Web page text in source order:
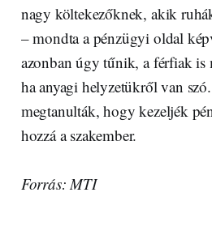
nagy költekezőknek, akik
– mondta a pénzügyi oldal
azonban úgy tűnik, a férfiak is
ha anyagi helyzetükről van
megtanulták, hogy kezeljék
hozzá a szakember.
Forrás: MTI